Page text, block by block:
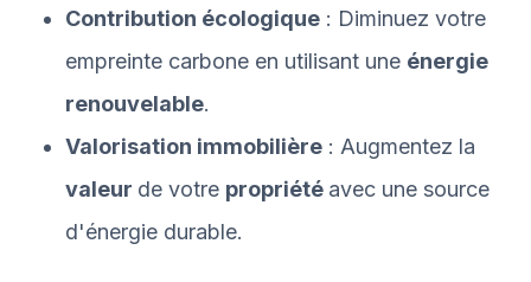
Contribution écologique : Diminuez votre
empreinte carbone en utilisant une énergie
renouvelable.
Valorisation immobilière : Augmentez la
valeur de votre propriété avec une source
d'énergie durable.